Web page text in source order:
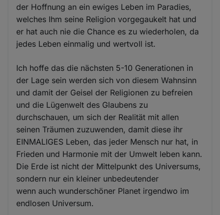
der Hoffnung an ein ewiges Leben im Paradies,
welches Ihm seine Religion vorgegaukelt hat und
er hat auch nie die Chance es zu wiederholen, da
jedes Leben einmalig und wertvoll ist.
Ich hoffe das die nächsten 5-10 Generationen in
der Lage sein werden sich von diesem Wahnsinn
und damit der Geisel der Religionen zu befreien
und die Lügenwelt des Glaubens zu
durchschauen, um sich der Realität mit allen
seinen Träumen zuzuwenden, damit diese ihr
EINMALIGES Leben, das jeder Mensch nur hat, in
Frieden und Harmonie mit der Umwelt leben kann.
Die Erde ist nicht der Mittelpunkt des Universums,
sondern nur ein kleiner unbedeutender
wenn auch wunderschöner Planet irgendwo im
endlosen Universum.